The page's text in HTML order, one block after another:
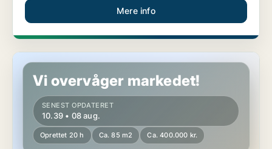
Mere info
Andelsbolig i Glamsbjerg
Vi overvåger markedet!
SENEST OPDATERET
10.39 • 08 aug.
Oprettet 20 h Ca. 85 m2 Ca. 400.000 kr.